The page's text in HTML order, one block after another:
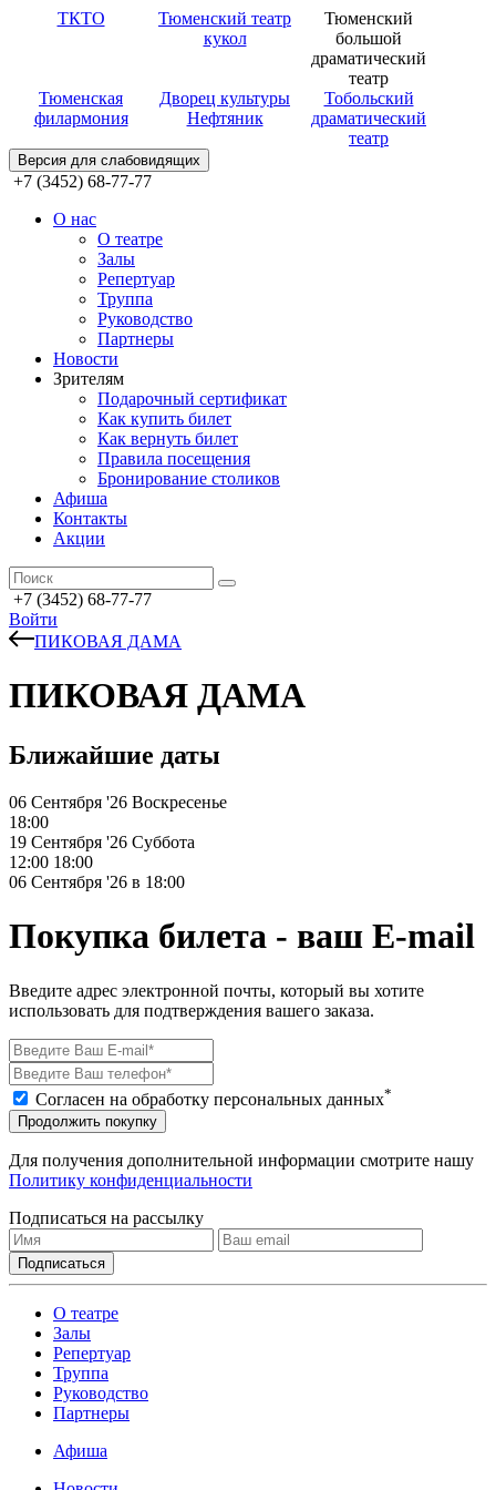
ТКТО
Тюменский театр
кукол
Тюменский
большой
драматический
театр
Тюменская
филармония
Дворец культуры
Нефтяник
Тобольский
драматический
театр
Версия для слабовидящих
+7 (3452) 68-77-77
О нас
О театре
Залы
Репертуар
Труппа
Руководство
Партнеры
Новости
Зрителям
Подарочный сертификат
Как купить билет
Как вернуть билет
Правила посещения
Бронирование столиков
Афиша
Контакты
Акции
+7 (3452) 68-77-77
Войти
ПИКОВАЯ ДАМА
ПИКОВАЯ ДАМА
Ближайшие даты
06 Сентября '26 Воскресенье
18:00
19 Сентября '26 Суббота
12:00 18:00
06 Сентября '26 в 18:00
Покупка билета - ваш E-mail
Введите адрес электронной почты, который вы хотите
использовать для подтверждения вашего заказа.
Согласен на обработку персональных данных*
Продолжить покупку
Для получения дополнительной информации смотрите нашу
Политику конфиденциальности
Подписаться на рассылку
О театре
Залы
Репертуар
Труппа
Руководство
Партнеры
Афиша